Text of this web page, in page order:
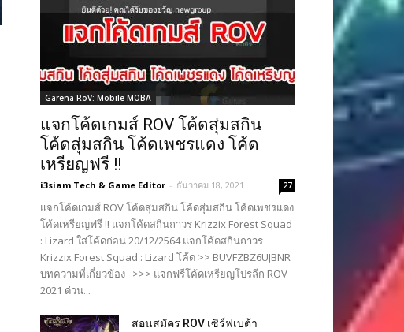
Garena RoV: Mobile MOBA
แจกโค้ดเกมส์ ROV โค้ดสุ่มสกิน
โค้ดสุ่มสกิน โค้ดเพชรแดง โค้ด
เหรียญฟรี !!
i3siam Tech & Game Editor - ธันวาคม 18, 2021 27
แจกโค้ดเกมส์ ROV โค้ดสุ่มสกิน โค้ดสุ่มสกิน โค้ดเพชรแดง
โค้ดเหรียญฟรี !! แจกโค้ดสกินถาวร Krizzix Forest Squad
: Lizard ใส่โค้ดก่อน 20/12/2564 แจกโค้ดสกินถาวร
Krizzix Forest Squad : Lizard โค้ด >> BUVFZBZ6UJBNR
บทความที่เกี่ยวข้อง >>> แจกฟรีโค้ดเหรียญโปรลีก ROV
2021 ด่วน...
สอนสมัคร ROV เซิร์ฟเบต้า